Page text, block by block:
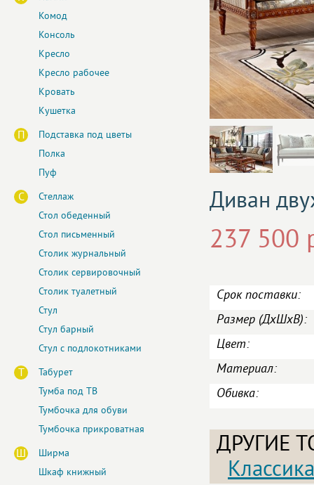
Комод
Консоль
Кресло
Кресло рабочее
Кровать
Кушетка
П
Подставка под цветы
Полка
Пуф
С
Стеллаж
Стол обеденный
Стол письменный
Столик журнальный
Столик сервировочный
Столик туалетный
Стул
Стул барный
Стул с подлокотниками
Т
Табурет
Тумба под ТВ
Тумбочка для обуви
Тумбочка прикроватная
Ш
Ширма
Шкаф книжный
Диван
237 500
Срок поставки:
Размер (ДxШxВ):
Цвет:
Материал:
Обивка:
ДРУГИЕ
Классика